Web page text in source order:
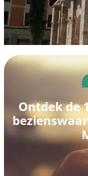
Ontdek de